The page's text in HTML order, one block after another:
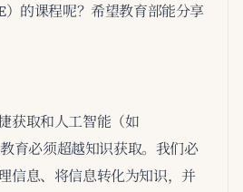
的课程呢？希望教育部能分享
获取和人工智能（如
育必须超越知识获取。我们必
信息、将信息转化为知识，并